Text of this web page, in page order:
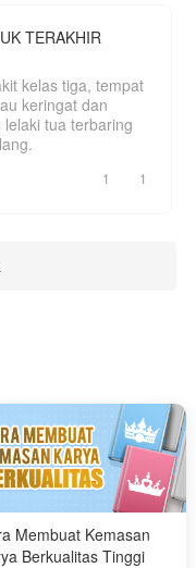
TERAKHIR
kelas tiga, tempat
keringat dan
tua terbaring
1 1
Membuat Kemasan
Berkualitas Tinggi